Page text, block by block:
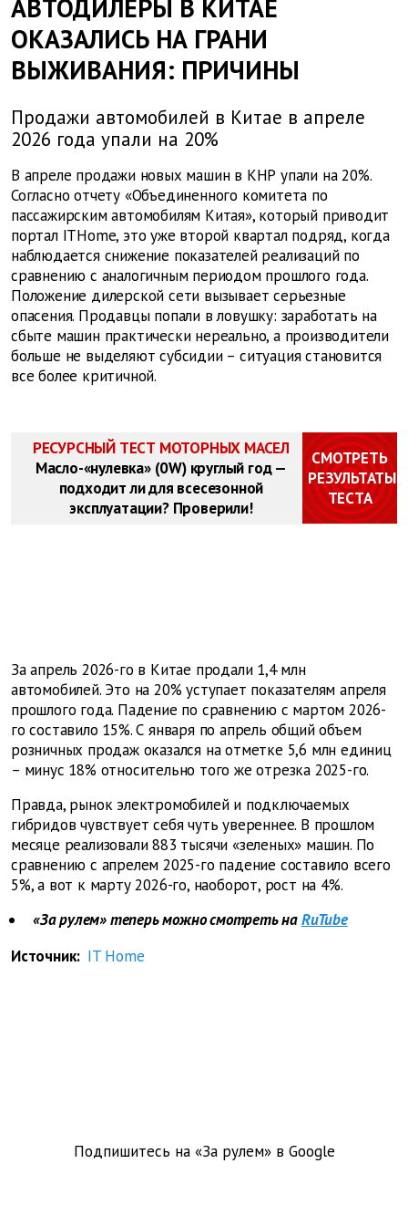
АВТОДИЛЕРЫ В КИТАЕ
ОКАЗАЛИСЬ НА ГРАНИ
ВЫЖИВАНИЯ: ПРИЧИНЫ
Продажи автомобилей в Китае в апреле
2026 года упали на 20%
В апреле продажи новых машин в КНР упали на 20%.
Согласно отчету «Объединенного комитета по
пассажирским автомобилям Китая», который приводит
портал ITHome, это уже второй квартал подряд, когда
наблюдается снижение показателей реализаций по
сравнению с аналогичным периодом прошлого года.
Положение дилерской сети вызывает серьезные
опасения. Продавцы попали в ловушку: заработать на
сбыте машин практически нереально, а производители
больше не выделяют субсидии – ситуация становится
все более критичной.
РЕСУРСНЫЙ ТЕСТ МОТОРНЫХ МАСЕЛ
Масло-«нулевка» (0W) круглый год —
подходит ли для всесезонной
эксплуатации? Проверили!
СМОТРЕТЬ
РЕЗУЛЬТАТЫ
ТЕСТА
За апрель 2026-го в Китае продали 1,4 млн
автомобилей. Это на 20% уступает показателям апреля
прошлого года. Падение по сравнению с мартом 2026-
го составило 15%. С января по апрель общий объем
розничных продаж оказался на отметке 5,6 млн единиц
– минус 18% относительно того же отрезка 2025-го.
Правда, рынок электромобилей и подключаемых
гибридов чувствует себя чуть увереннее. В прошлом
месяце реализовали 883 тысячи «зеленых» машин. По
сравнению с апрелем 2025-го падение составило всего
5%, а вот к марту 2026-го, наоборот, рост на 4%.
«За рулем» теперь можно смотреть наRuTube
Источник: IT Home
Подпишитесь на «За рулем» в Google